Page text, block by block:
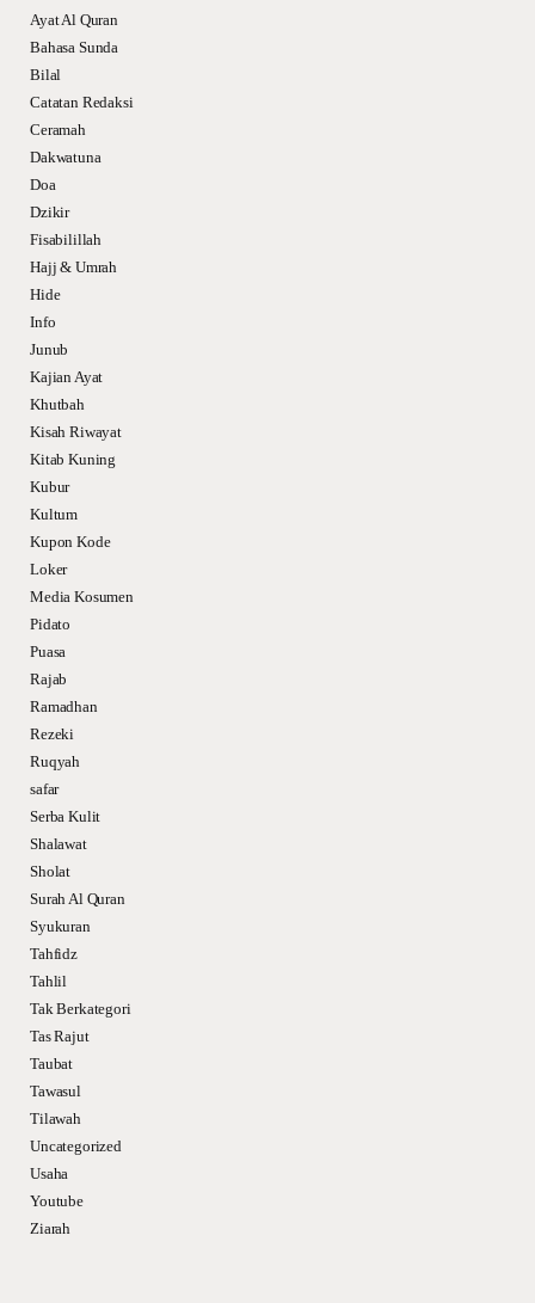
Ayat Al Quran
Bahasa Sunda
Bilal
Catatan Redaksi
Ceramah
Dakwatuna
Doa
Dzikir
Fisabilillah
Hajj & Umrah
Hide
Info
Junub
Kajian Ayat
Khutbah
Kisah Riwayat
Kitab Kuning
Kubur
Kultum
Kupon Kode
Loker
Media Kosumen
Pidato
Puasa
Rajab
Ramadhan
Rezeki
Ruqyah
safar
Serba Kulit
Shalawat
Sholat
Surah Al Quran
Syukuran
Tahfidz
Tahlil
Tak Berkategori
Tas Rajut
Taubat
Tawasul
Tilawah
Uncategorized
Usaha
Youtube
Ziarah